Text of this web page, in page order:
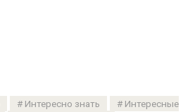
Интересно знать
Интересные